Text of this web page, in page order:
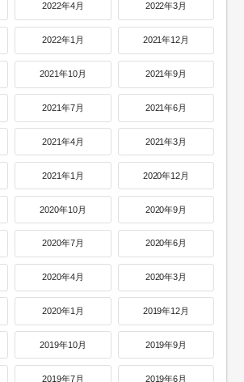
2022年4月 2022年3月
2022年1月 2021年12月
2021年10月 2021年9月
2021年7月 2021年6月
2021年4月 2021年3月
2021年1月 2020年12月
2020年10月 2020年9月
2020年7月 2020年6月
2020年4月 2020年3月
2020年1月 2019年12月
2019年10月 2019年9月
2019年7月 2019年6月